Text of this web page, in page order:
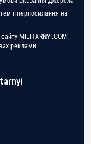
гіперпосилання на
MILITARNYI.COM.
реклами.